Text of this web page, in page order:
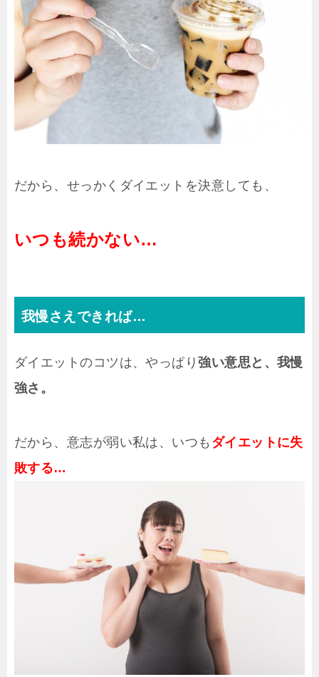
だから、せっかくダイエットを決意しても、
いつも続かない…
我慢さえできれば…
ダイエットのコツは、やっぱり強い意思と、我慢
強さ。
だから、意志が弱い私は、いつも ダイエットに失
敗する…